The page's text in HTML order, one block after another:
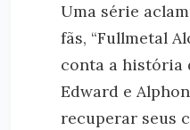
Uma série
fãs, “Fullmetal
conta a história
Edward e
recuperar seus